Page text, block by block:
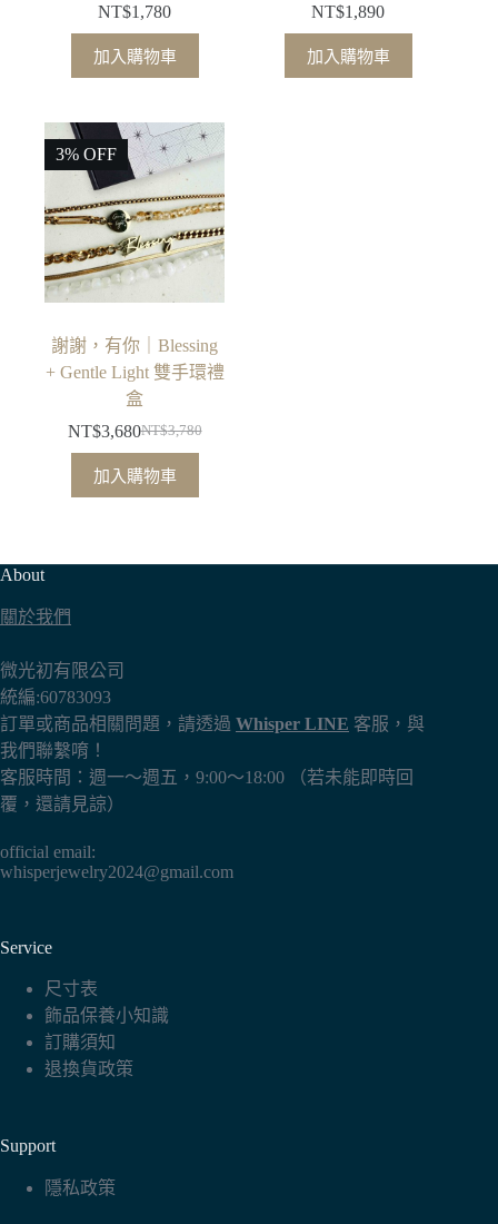
NT$1,780
加入購物車
NT$1,890
加入購物車
3% OFF
謝謝，有你｜Blessing
+ Gentle Light 雙手環禮
盒
NT$3,780
始
價
NT$3,680
前
價
加入購物車
About
關於我們
微光初有限公司
統編:60783093
訂單或商品相關問題，請透過 Whisper LINE 客服，與
我們聯繫唷！
客服時間：週一～週五，9:00～18:00 （若未能即時回
覆，還請見諒）
official email:
whisperjewelry2024@gmail.com
Service
尺寸表
飾品保養小知識
訂購須知
退換貨政策
Support
隱私政策